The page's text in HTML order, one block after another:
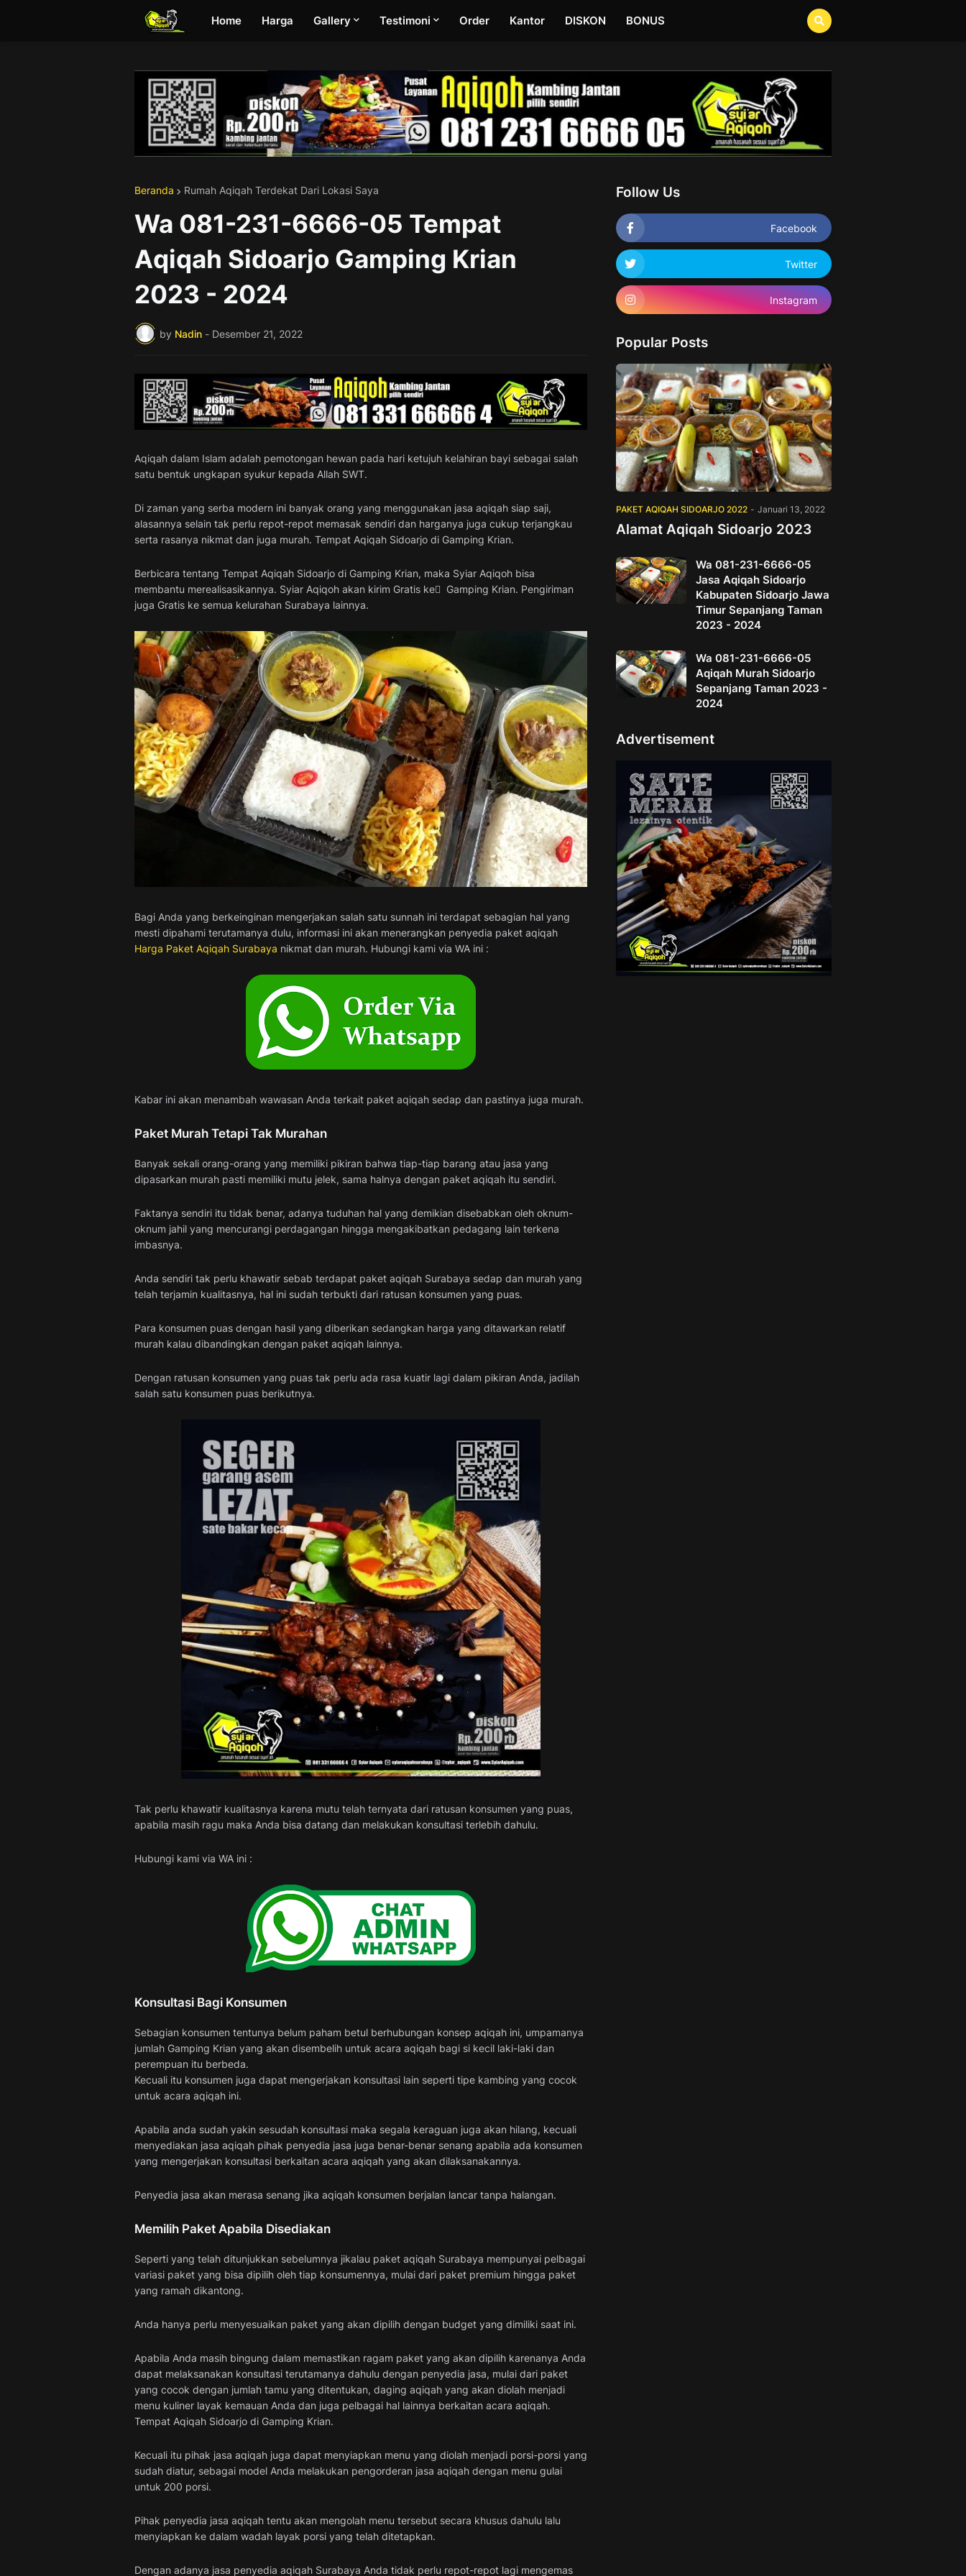
Home Harga Gallery Testimoni Order Kantor DISKON BONUS
Beranda Rumah Aqiqah Terdekat Dari Lokasi Saya
Wa 081-231-6666-05 Tempat
Aqiqah Sidoarjo Gamping Krian
2023 - 2024
by Nadin - Desember 21, 2022
Aqiqah dalam Islam adalah pemotongan hewan pada hari ketujuh kelahiran bayi sebagai salah
satu bentuk ungkapan syukur kepada Allah SWT.
Di zaman yang serba modern ini banyak orang yang menggunakan jasa aqiqah siap saji,
alasannya selain tak perlu repot-repot memasak sendiri dan harganya juga cukup terjangkau
serta rasanya nikmat dan juga murah. Tempat Aqiqah Sidoarjo di Gamping Krian.
Berbicara tentang Tempat Aqiqah Sidoarjo di Gamping Krian, maka Syiar Aqiqoh bisa
membantu merealisasikannya. Syiar Aqiqoh akan kirim Gratis ke ِ Gamping Krian. Pengiriman
juga Gratis ke semua kelurahan Surabaya lainnya.
Bagi Anda yang berkeinginan mengerjakan salah satu sunnah ini terdapat sebagian hal yang
mesti dipahami terutamanya dulu, informasi ini akan menerangkan penyedia paket aqiqah
Harga Paket Aqiqah Surabaya nikmat dan murah. Hubungi kami via WA ini :
Kabar ini akan menambah wawasan Anda terkait paket aqiqah sedap dan pastinya juga murah.
Paket Murah Tetapi Tak Murahan
Banyak sekali orang-orang yang memiliki pikiran bahwa tiap-tiap barang atau jasa yang
dipasarkan murah pasti memiliki mutu jelek, sama halnya dengan paket aqiqah itu sendiri.
Faktanya sendiri itu tidak benar, adanya tuduhan hal yang demikian disebabkan oleh oknum-
oknum jahil yang mencurangi perdagangan hingga mengakibatkan pedagang lain terkena
imbasnya.
Anda sendiri tak perlu khawatir sebab terdapat paket aqiqah Surabaya sedap dan murah yang
telah terjamin kualitasnya, hal ini sudah terbukti dari ratusan konsumen yang puas.
Para konsumen puas dengan hasil yang diberikan sedangkan harga yang ditawarkan relatif
murah kalau dibandingkan dengan paket aqiqah lainnya.
Dengan ratusan konsumen yang puas tak perlu ada rasa kuatir lagi dalam pikiran Anda, jadilah
salah satu konsumen puas berikutnya.
Tak perlu khawatir kualitasnya karena mutu telah ternyata dari ratusan konsumen yang puas,
apabila masih ragu maka Anda bisa datang dan melakukan konsultasi terlebih dahulu.
Hubungi kami via WA ini :
Konsultasi Bagi Konsumen
Sebagian konsumen tentunya belum paham betul berhubungan konsep aqiqah ini, umpamanya
jumlah Gamping Krian yang akan disembelih untuk acara aqiqah bagi si kecil laki-laki dan
perempuan itu berbeda.
Kecuali itu konsumen juga dapat mengerjakan konsultasi lain seperti tipe kambing yang cocok
untuk acara aqiqah ini.
Apabila anda sudah yakin sesudah konsultasi maka segala keraguan juga akan hilang, kecuali
menyediakan jasa aqiqah pihak penyedia jasa juga benar-benar senang apabila ada konsumen
yang mengerjakan konsultasi berkaitan acara aqiqah yang akan dilaksanakannya.
Penyedia jasa akan merasa senang jika aqiqah konsumen berjalan lancar tanpa halangan.
Memilih Paket Apabila Disediakan
Seperti yang telah ditunjukkan sebelumnya jikalau paket aqiqah Surabaya mempunyai pelbagai
variasi paket yang bisa dipilih oleh tiap konsumennya, mulai dari paket premium hingga paket
yang ramah dikantong.
Anda hanya perlu menyesuaikan paket yang akan dipilih dengan budget yang dimiliki saat ini.
Apabila Anda masih bingung dalam memastikan ragam paket yang akan dipilih karenanya Anda
dapat melaksanakan konsultasi terutamanya dahulu dengan penyedia jasa, mulai dari paket
yang cocok dengan jumlah tamu yang ditentukan, daging aqiqah yang akan diolah menjadi
menu kuliner layak kemauan Anda dan juga pelbagai hal lainnya berkaitan acara aqiqah.
Tempat Aqiqah Sidoarjo di Gamping Krian.
Kecuali itu pihak jasa aqiqah juga dapat menyiapkan menu yang diolah menjadi porsi-porsi yang
sudah diatur, sebagai model Anda melakukan pengorderan jasa aqiqah dengan menu gulai
untuk 200 porsi.
Pihak penyedia jasa aqiqah tentu akan mengolah menu tersebut secara khusus dahulu lalu
menyiapkan ke dalam wadah layak porsi yang telah ditetapkan.
Dengan adanya jasa penyedia aqiqah Surabaya Anda tidak perlu repot-repot lagi mengemas
Follow Us
Facebook
Twitter
Instagram
Popular Posts
PAKET AQIQAH SIDOARJO 2022 - Januari 13, 2022
Alamat Aqiqah Sidoarjo 2023
Wa 081-231-6666-05
Jasa Aqiqah Sidoarjo
Kabupaten Sidoarjo Jawa
Timur Sepanjang Taman
2023 - 2024
Wa 081-231-6666-05
Aqiqah Murah Sidoarjo
Sepanjang Taman 2023 -
2024
Advertisement